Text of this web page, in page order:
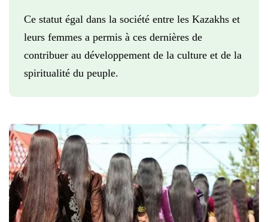
Ce statut égal dans la société entre les Kazakhs et
leurs femmes a permis à ces dernières de
contribuer au développement de la culture et de la
spiritualité du peuple.